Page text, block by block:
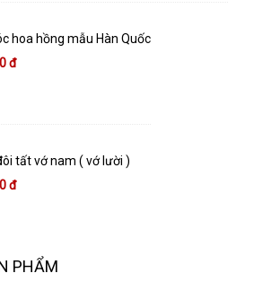
hoa hồng mẫu Hàn Quốc
đ
tất vớ nam ( vớ lười )
đ
PHẨM